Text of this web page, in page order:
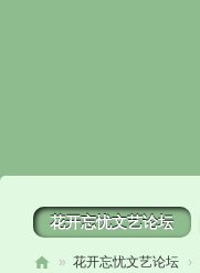
花开忘忧文艺论坛
» 花开忘忧文艺论坛 ›